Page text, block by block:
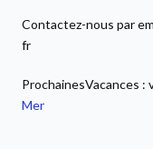
Contactez-nous par
fr
ProchainesVacances :
Mer